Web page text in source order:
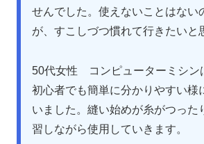
せんでした。使えないことはない
が、すこしづつ慣れて行きたいと
50代女性 コンピューターミシン
初心者でも簡単に分かりやすい様
いました。縫い始めが糸がつった
習しながら使用していきます。